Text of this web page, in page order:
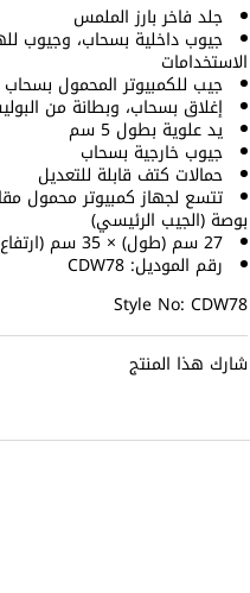
جلد فاخر بارز الملمس
جيوب داخلية بسحاب، وجيوب
الاستخدامات
جيب للكمبيوتر المحمول بسحاب
إغلاق بسحاب، وبطانة من
يد علوية بطول 5 سم
جيوب خارجية بسحاب
حمالات كتف قابلة للتعديل
بوصة (الجيب الرئيسي)
27 سم (طول) × 35 سم (ارتفاع) × 14 سم (عرض)
رقم الموديل: CDW78
Style No: CDW78
شارك هذا المنتج